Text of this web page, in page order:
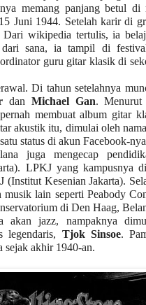
memang panjang betul
Juni 1944. Setelah karir di
Dari wikipedia tertulis, ia
sana, ia tampil di
guru gitar klasik di
Di tahun setelahnya
dan Michael Gan.
membuat album gitar
akustik itu, dimulai oleh
status di akun Facebook-
juga mengecap
LPKJ yang kampusnya
(Institut Kesenian Jakarta).
musik lain seperti Peabody
di Den Haag,
akan jazz, nampaknya
legendaris, Tjok Sinsoe.
sejak akhir 1940-an.